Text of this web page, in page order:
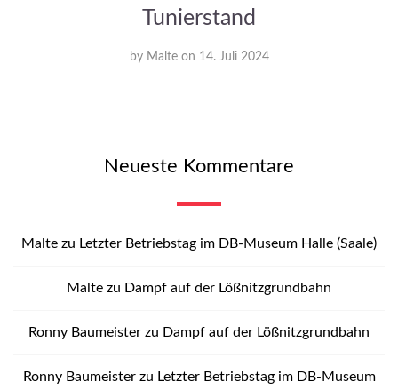
Tunierstand
by Malte on 14. Juli 2024
Neueste Kommentare
Malte zu Letzter Betriebstag im DB-Museum Halle (Saale)
Malte zu Dampf auf der Lößnitzgrundbahn
Ronny Baumeister zu Dampf auf der Lößnitzgrundbahn
Ronny Baumeisterzu Letzter Betriebstag im DB-Museum